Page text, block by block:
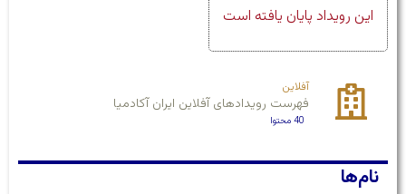
این رویداد پایان یافته است
آفلاین
فهرست رویدادهای آفلاین ایران آکادمیا
40 محتوا
نام‌ها